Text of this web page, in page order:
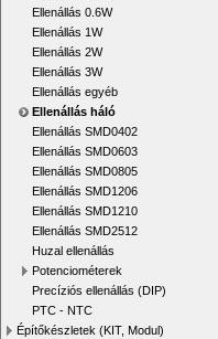
Ellenállás 0.6W
Ellenállás 1W
Ellenállás 2W
Ellenállás 3W
Ellenállás egyéb
Ellenállás háló
Ellenállás SMD0402
Ellenállás SMD0603
Ellenállás SMD0805
Ellenállás SMD1206
Ellenállás SMD1210
Ellenállás SMD2512
Huzal ellenállás
Potenciométerek
Precíziós ellenállás (DIP)
PTC - NTC
Építőkészletek (KIT, Modul)